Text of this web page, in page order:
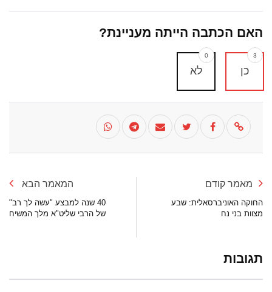
האם הכתבה הייתה מעניינת?
כן
3
לא
0
מאמר קודם
החוקה האוניברסאלית: שבע
מצוות בני נח
המאמר הבא
40 שנה למבצע "עשה לך רב"
של הרבי שליט"א מלך המשיח
תגובות